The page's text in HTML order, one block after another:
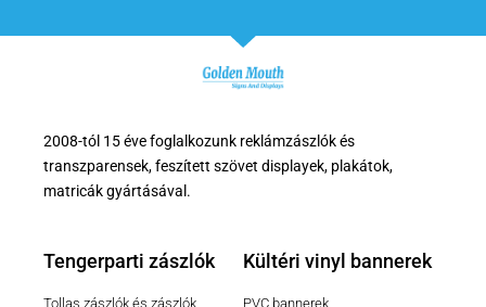
2008-tól 15 éve foglalkozunk reklámzászlók és
transzparensek, feszített szövet displayek, plakátok,
matricák gyártásával.
Tengerparti zászlók
Tollas zászlók és zászlók
Kültéri vinyl bannerek
PVC bannerek